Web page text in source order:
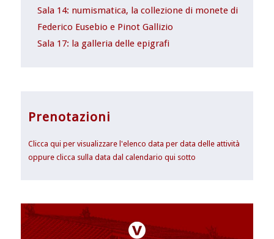
Sala 14: numismatica, la collezione di monete di
Federico Eusebio e Pinot Gallizio
Sala 17: la galleria delle epigrafi
Prenotazioni
Clicca qui per visualizzare l'elenco data per data delle attività
oppure clicca sulla data dal calendario qui sotto